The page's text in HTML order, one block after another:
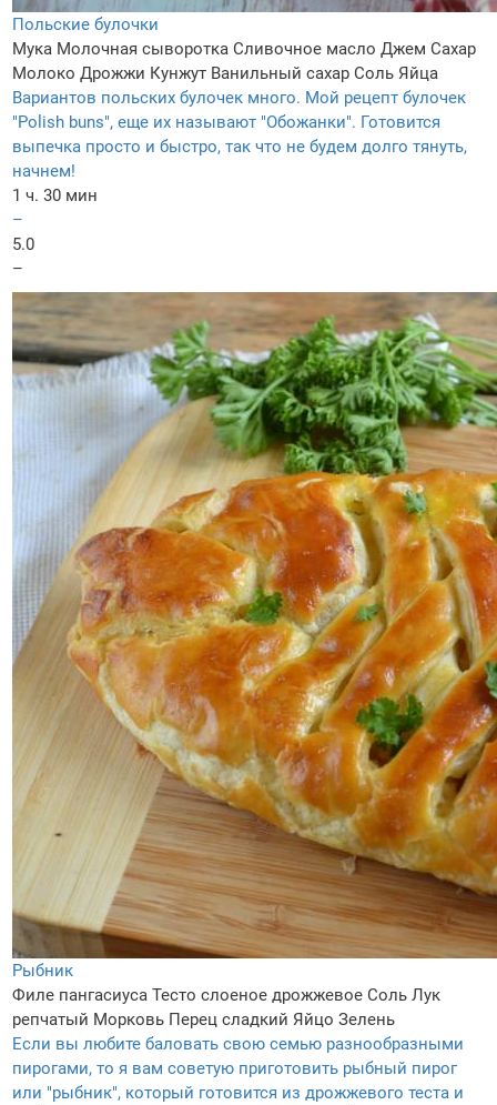
Польские булочки
Мука Молочная сыворотка Сливочное масло Джем Сахар
Молоко Дрожжи Кунжут Ванильный сахар Соль Яйца
Вариантов польских булочек много. Мой рецепт булочек
"Polish buns", еще их называют "Обожанки". Готовится
выпечка просто и быстро, так что не будем долго тянуть,
начнем!
1 ч. 30 мин
–
5.0
–
Рыбник
Филе пангасиуса Тесто слоеное дрожжевое Соль Лук
репчатый Морковь Перец сладкий Яйцо Зелень
Если вы любите баловать свою семью разнообразными
пирогами, то я вам советую приготовить рыбный пирог
или "рыбник", который готовится из дрожжевого теста и